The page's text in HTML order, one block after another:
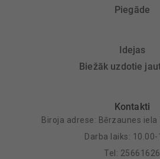
Piegāde
Idejas
Biežāk uzdotie
Kontakti
Biroja adrese: Bērzaunes iela
Darba laiks: 10.00-
Tel: 25661626